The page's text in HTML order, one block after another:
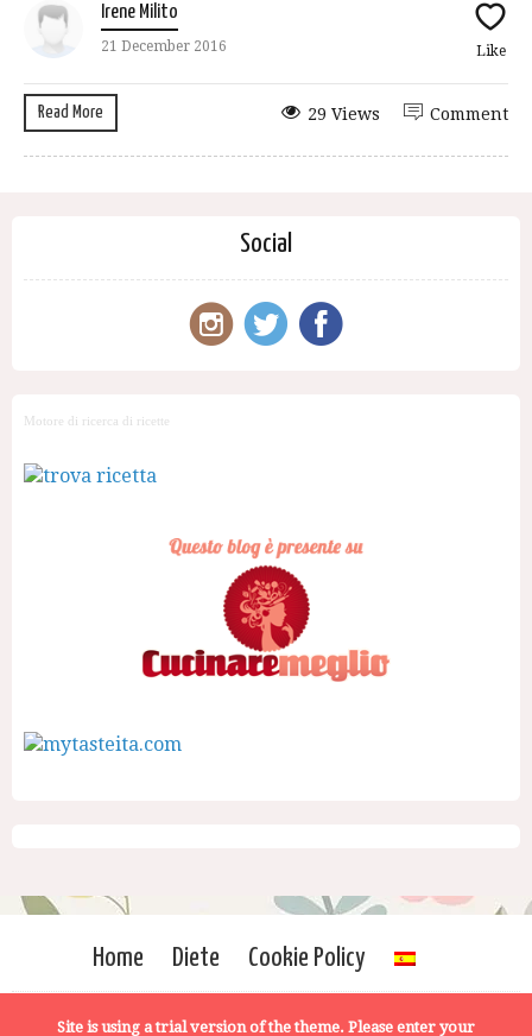
Irene Milito
21 December 2016 Like
Read More Comment
29 Views
Social
Motore di ricerca di ricette
Home Diete Cookie Policy
Site is using a trial version of the theme. Please enter your